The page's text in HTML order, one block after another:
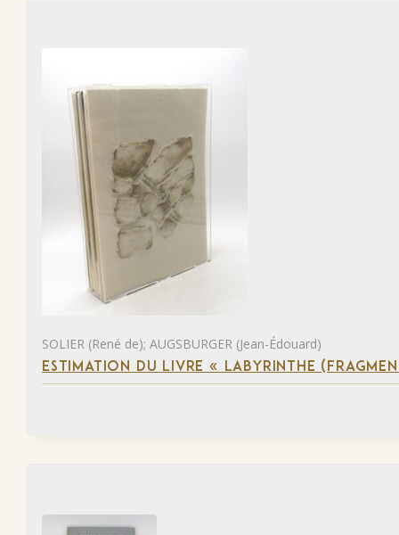
SOLIER (René de); AUGSBURGER (Jean-Édouard)
ESTIMATION DU LIVRE « LABYRINTHE